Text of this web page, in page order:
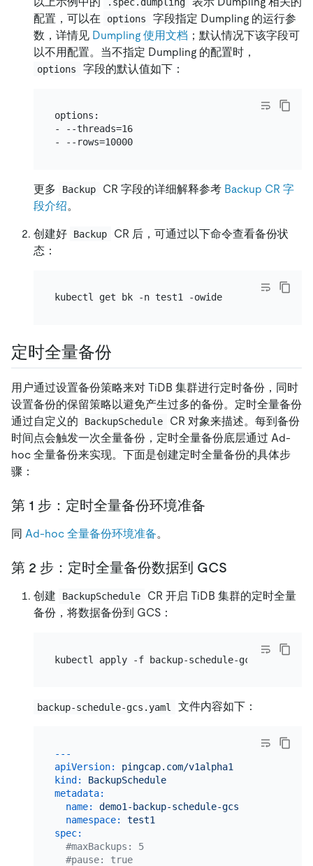
配置，可以在
options
字段指定 Dumpling 的运行参
数，详情见 Dumpling 使用文档 ；默认情况下该字段可
以不用配置。当不指定 Dumpling 的配置时，
options 字段的默认值如下：
options:
- --threads=16
- --rows=10000
更多 Backup CR 字段的详细解释参考 Backup CR 字
段介绍。
创建好 Backup
CR 后，可通过以下命令查看备份状
态：
kubectl get bk -n test1 -owide
定时全量备份
用户通过设置备份策略来对 TiDB 集群进行定时备份，同时
设置备份的保留策略以避免产生过多的备份。定时全量备份
通过自定义的
BackupSchedule
CR 对象来描述。每到备份
时间点会触发一次全量备份，定时全量备份底层通过 Ad-
hoc 全量备份来实现。下面是创建定时全量备份的具体步
骤：
第 1 步：定时全量备份环境准备
同 Ad-hoc 全量备份环境准备。
第 2 步：定时全量备份数据到 GCS
创建 BackupSchedule
CR 开启 TiDB 集群的定时全量
备份，将数据备份到 GCS：
backup-schedule-gcs.yaml 文件内容如下：
---
apiVersion:
pingcap.com/v1alpha1
kind:
BackupSchedule
metadata:
name:
demo1-backup-schedule-gcs
namespace:
test1
spec:
#maxBackups: 5
#pause: true